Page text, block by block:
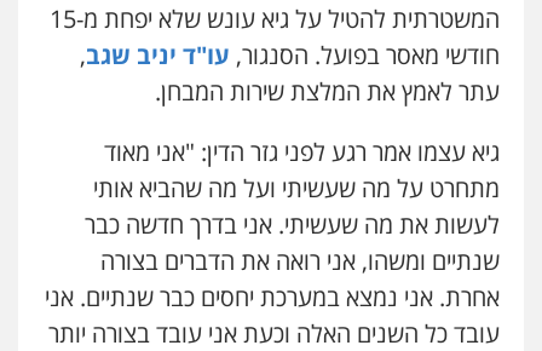
המשטרתית להטיל על גיא עונש שלא יפחת מ-15
חודשי מאסר בפועל. הסנגור, עו"ד יניב שגב,
עתר לאמץ את המלצת שירות המבחן.
גיא עצמו אמר רגע לפני גזר הדין: "אני מאוד
מתחרט על מה שעשיתי ועל מה שהביא אותי
לעשות את מה שעשיתי. אני בדרך חדשה כבר
שנתיים ומשהו, אני רואה את הדברים בצורה
אחרת. אני נמצא במערכת יחסים כבר שנתיים. אני
עובד כל השנים האלה וכעת אני עובד בצורה יותר
ניר קידר – צלם
דין
רונן הלל – מוניטין
מחיקת כתבות מגוגל ודחיקת אזכורים
שליליים
0522508109